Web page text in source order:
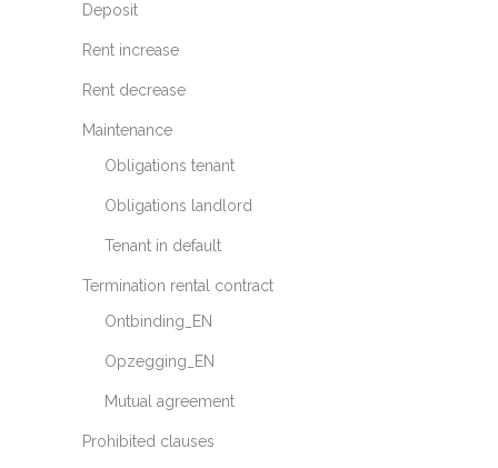
Deposit
Rent increase
Rent decrease
Maintenance
Obligations tenant
Obligations landlord
Tenant in default
Termination rental contract
Ontbinding_EN
Opzegging_EN
Mutual agreement
Prohibited clauses